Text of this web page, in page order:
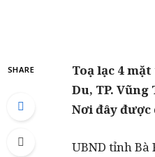
SHARE
Toạ lạc 4
Du, TP.
Nơi đây
UBND tỉnh Bà